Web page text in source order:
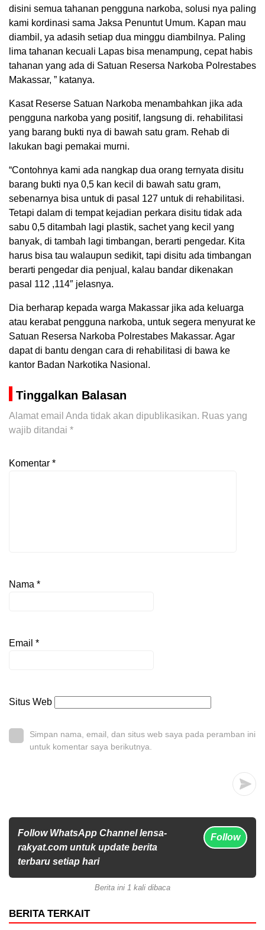
disini semua tahanan pengguna narkoba, solusi nya paling
kami kordinasi sama Jaksa Penuntut Umum. Kapan mau
diambil, ya adasih setiap dua minggu diambilnya. Paling
lima tahanan kecuali Lapas bisa menampung, cepat habis
tahanan yang ada di Satuan Resersa Narkoba Polrestabes
Makassar, ” katanya.
Kasat Reserse Satuan Narkoba menambahkan jika ada
pengguna narkoba yang positif, langsung di. rehabilitasi
yang barang bukti nya di bawah satu gram. Rehab di
lakukan bagi pemakai murni.
“Contohnya kami ada nangkap dua orang ternyata disitu
barang bukti nya 0,5 kan kecil di bawah satu gram,
sebenarnya bisa untuk di pasal 127 untuk di rehabilitasi.
Tetapi dalam di tempat kejadian perkara disitu tidak ada
sabu 0,5 ditambah lagi plastik, sachet yang kecil yang
banyak, di tambah lagi timbangan, berarti pengedar. Kita
harus bisa tau walaupun sedikit, tapi disitu ada timbangan
berarti pengedar dia penjual, kalau bandar dikenakan
pasal 112 ,114″ jelasnya.
Dia berharap kepada warga Makassar jika ada keluarga
atau kerabat pengguna narkoba, untuk segera menyurat ke
Satuan Resersa Narkoba Polrestabes Makassar. Agar
dapat di bantu dengan cara di rehabilitasi di bawa ke
kantor Badan Narkotika Nasional.
Tinggalkan Balasan
Alamat email Anda tidak akan dipublikasikan. Ruas yang
wajib ditandai *
Komentar *
Nama *
Email *
Situs Web
Simpan nama, email, dan situs web saya pada peramban ini
untuk komentar saya berikutnya.
Follow WhatsApp Channel lensa-
rakyat.com untuk update berita
terbaru setiap hari
Follow
Berita ini 1 kali dibaca
BERITA TERKAIT